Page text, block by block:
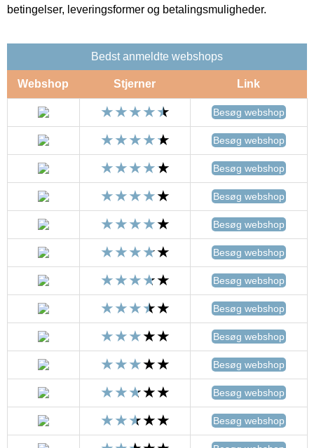
betingelser, leveringsformer og betalingsmuligheder.
Bedst anmeldte webshops
Webshop Stjerner Link
Besøg webshop
Besøg webshop
Besøg webshop
Besøg webshop
Besøg webshop
Besøg webshop
Besøg webshop
Besøg webshop
Besøg webshop
Besøg webshop
Besøg webshop
Besøg webshop